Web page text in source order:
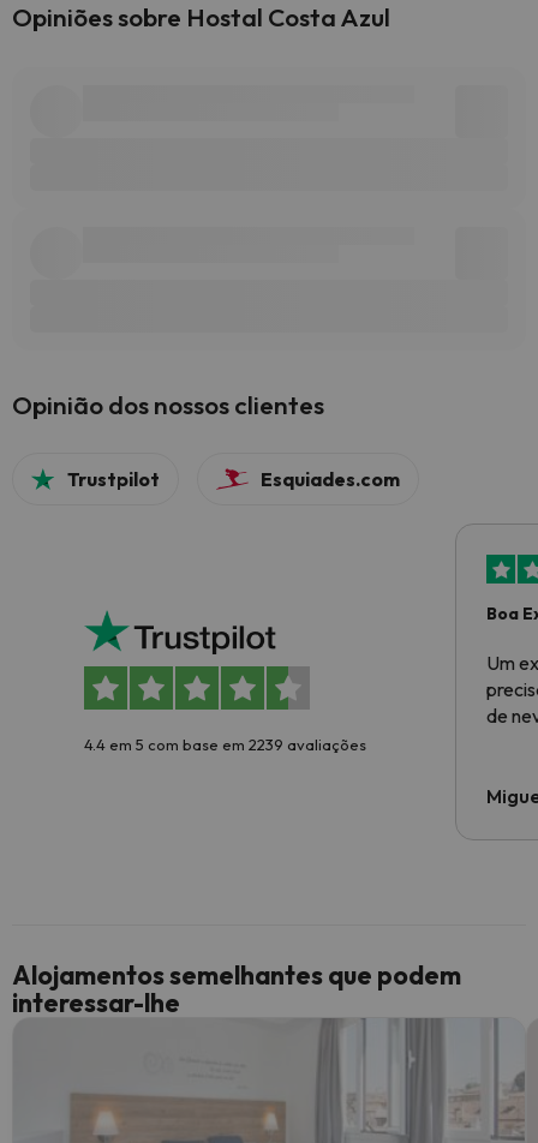
Opiniões sobre Hostal Costa Azul
Opinião dos nossos clientes
Trustpilot Esquiades.com
4.4 em 5 com base em 2239 avaliações
Boa
Um
de
Alojamentos semelhantes que podem
interessar-lhe